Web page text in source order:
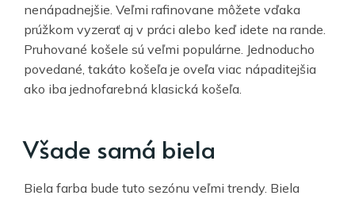
nenápadnejšie. Veľmi rafinovane môžete vďaka
prúžkom vyzerať aj v práci alebo keď idete na rande.
Pruhované košele sú veľmi populárne. Jednoducho
povedané, takáto košeľa je oveľa viac nápaditejšia
ako iba jednofarebná klasická košeľa.
Všade samá biela
Biela farba bude tuto sezónu veľmi trendy. Biela